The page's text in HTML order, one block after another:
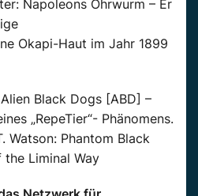
Napoleons Ohrwurm – Er
Okapi-Haut im Jahr 1899
Black Dogs [ABD] –
„RepeTier“- Phänomens.
Watson: Phantom Black
the Liminal Way